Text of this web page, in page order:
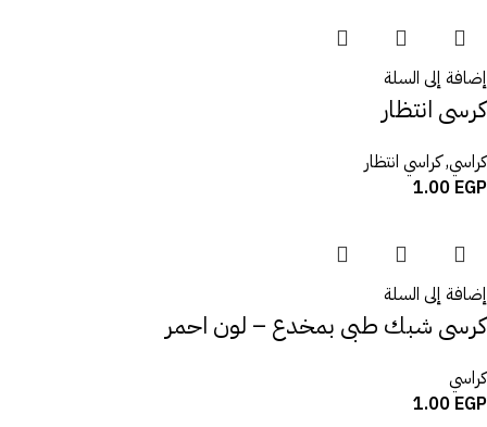
إضافة إلى السلة
كرسى انتظار
كراسي,كراسي انتظار
1.00 EGP
إضافة إلى السلة
كرسى شبك طبى بمخدع – لون احمر
كراسي
1.00 EGP